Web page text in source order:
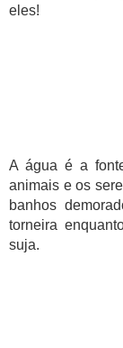
eles!
A água é a
animais e os
banhos
torneira
suja.